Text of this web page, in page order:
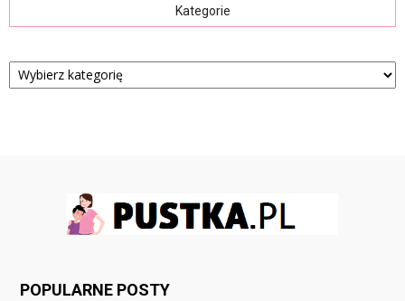
Kategorie
Kategorie
POPULARNE POSTY